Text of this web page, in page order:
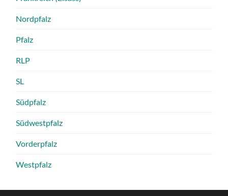
Nordpfalz
Pfalz
RLP
SL
Südpfalz
Südwestpfalz
Vorderpfalz
Westpfalz